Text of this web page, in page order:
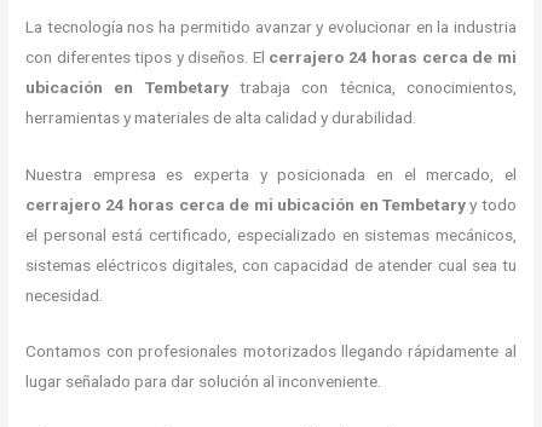
La tecnología nos ha permitido avanzar y evolucionar en la industria
con diferentes tipos y diseños. El cerrajero 24 horas cerca de mi
ubicación en Tembetarytrabaja con técnica, conocimientos,
herramientas y materiales de alta calidad y durabilidad.
Nuestra empresa es experta y posicionada en el mercado, el
cerrajero 24 horas cerca de mi ubicación en Tembetaryy todo
el personal está certificado, especializado en sistemas mecánicos,
sistemas eléctricos digitales, con capacidad de atender cual sea tu
necesidad.
Contamos con profesionales motorizados llegando rápidamente al
lugar señalado para dar solución al inconveniente.